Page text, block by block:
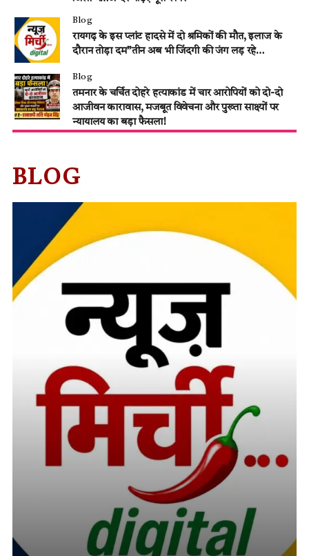
Blog
रायगढ़ के इस प्लांट हादसे में दो श्रमिकों की मौत, इलाज के
दौरान तोड़ा दम”तीन अब भी जिंदगी की जंग लड़ रहे…
Blog
तमनार के चर्चित दोहरे हत्याकांड में चार आरोपियों को दो-दो
आजीवन कारावास, मजबूत विवेचना और पुख्ता साक्ष्यों पर
न्यायालय का बड़ा फैसला!
BLOG